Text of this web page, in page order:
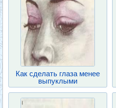
Как сделать глаза менее
выпуклыми